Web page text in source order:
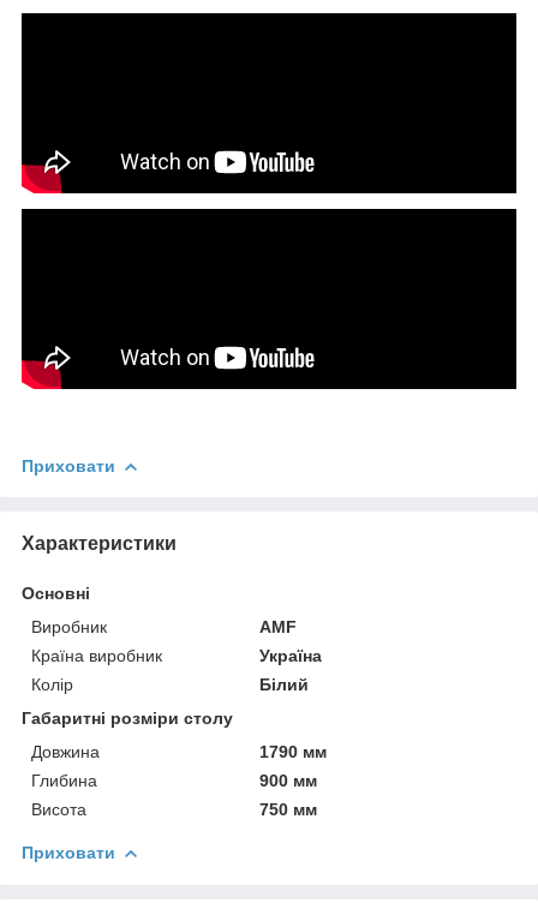
Приховати
Характеристики
Основні
Виробник
AMF
Країна виробник
Україна
Колір
Білий
Габаритні розміри столу
Довжина
1790 мм
Глибина
900 мм
Висота
750 мм
Приховати